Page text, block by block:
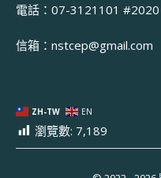
電話：07-3121101 #2020
信箱： nstcep@gmail.com
ZH-TW EN
瀏覽數: 7,189